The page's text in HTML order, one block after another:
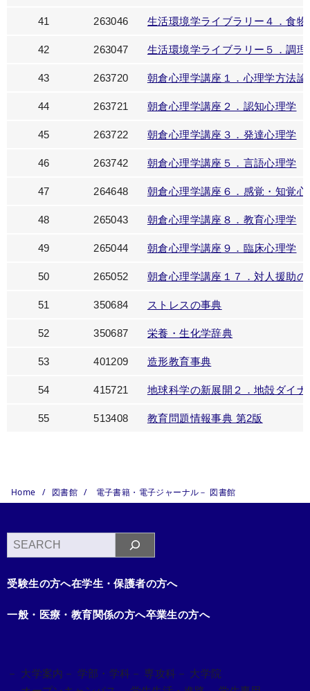
41 263046 生活環境学ライブラリー４．食物
42 263047 生活環境学ライブラリー５．調理
43 263720 朝倉心理学講座１．心理学方法論
44 263721 朝倉心理学講座２．認知心理学
45 263722 朝倉心理学講座３．発達心理学
46 263742 朝倉心理学講座５．言語心理学
47 264648 朝倉心理学講座６．感覚・知覚心
48 265043 朝倉心理学講座８．教育心理学
49 265044 朝倉心理学講座９．臨床心理学
50 265052 朝倉心理学講座１７．対人援助の
51 350684 スト レスの事典
52 350687 栄養・生化学辞典
53 401209 造形教育事典
54 415721 地球科学の新展開２．地殻ダイ
55 513408 教育問題情報事典 第2版
Home 図書館 電子書籍・電子ジャーナル－ 図書館
検
索
受験生の方へ在学生・保護者の方へ
一般・医療・教育関係の方へ卒業生の方へ
－ 大学案内 － 学部・学科 － 専攻科 － 大学院